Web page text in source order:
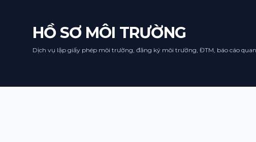
HỒ SƠ MÔI TRƯỜNG
Dịch vụ lập giấy phép môi trường, đăng ký môi trường, ĐTM, báo cáo
hướng xử lý phù hợp.
Tên